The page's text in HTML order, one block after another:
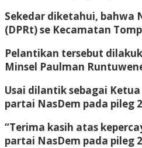
Sekedar diketahui, bahwa
(DPRt) se Kecamatan
Pelantikan tersebut
Minsel Paulman
Usai dilantik sebagai
partai NasDem pada pileg
“Terima kasih atas
partai NasDem pada pileg